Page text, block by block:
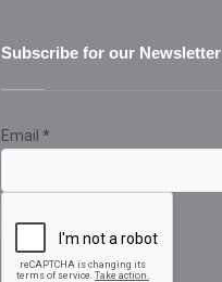
Subscribe for our Newsletter
Email *